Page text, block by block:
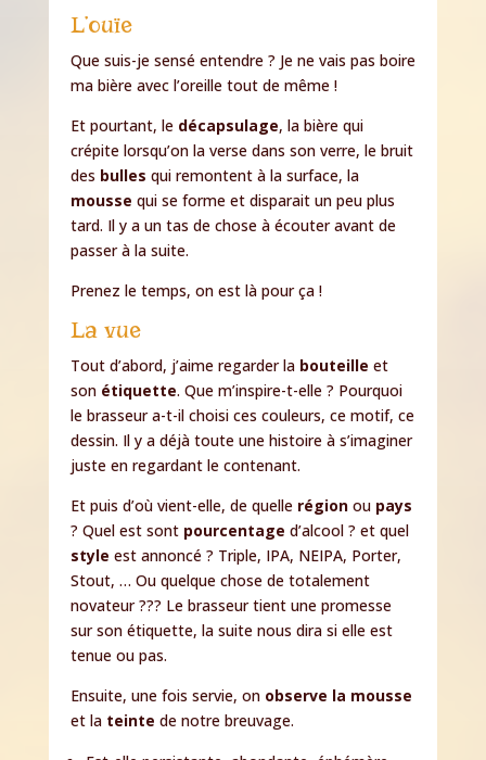
L’ouïe
Que suis-je sensé entendre ? Je ne vais pas boire
ma bière avec l’oreille tout de même !
Et pourtant, le décapsulage, la bière qui
crépite lorsqu’on la verse dans son verre, le bruit
des bulles qui remontent à la surface, la
mousse qui se forme et disparait un peu plus
tard. Il y a un tas de chose à écouter avant de
passer à la suite.
Prenez le temps, on est là pour ça !
La vue
Tout d’abord, j’aime regarder la bouteille et
son étiquette. Que m’inspire-t-elle ? Pourquoi
le brasseur a-t-il choisi ces couleurs, ce motif, ce
dessin. Il y a déjà toute une histoire à s’imaginer
juste en regardant le contenant.
Et puis d’où vient-elle, de quelle régionou pays
? Quel est sont pourcentage d’alcool ? et quel
style est annoncé ? Triple, IPA, NEIPA, Porter,
Stout, … Ou quelque chose de totalement
novateur ??? Le brasseur tient une promesse
sur son étiquette, la suite nous dira si elle est
tenue ou pas.
Ensuite, une fois servie, on observe la mousse
et lateinte de notre breuvage.